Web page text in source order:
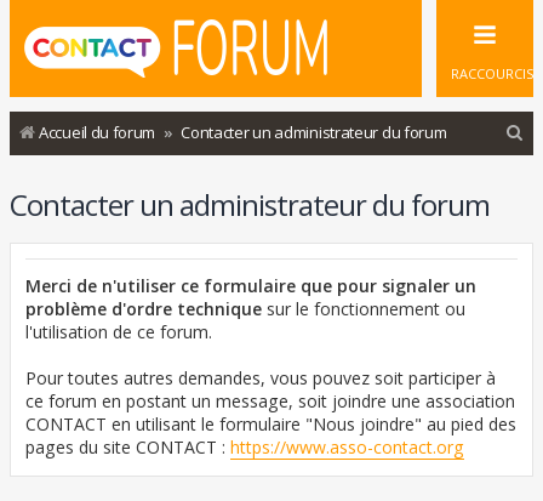
RACCOURCIS
Accueil du forum Contacter un administrateur du forum
Contacter un administrateur du forum
Merci de n'utiliser ce formulaire que pour signaler un
problème d'ordre technique sur le fonctionnement ou
l'utilisation de ce forum.
Pour toutes autres demandes, vous pouvez soit participer à
ce forum en postant un message, soit joindre une association
CONTACT en utilisant le formulaire "Nous joindre" au pied des
pages du site CONTACT : https://www.asso-contact.org